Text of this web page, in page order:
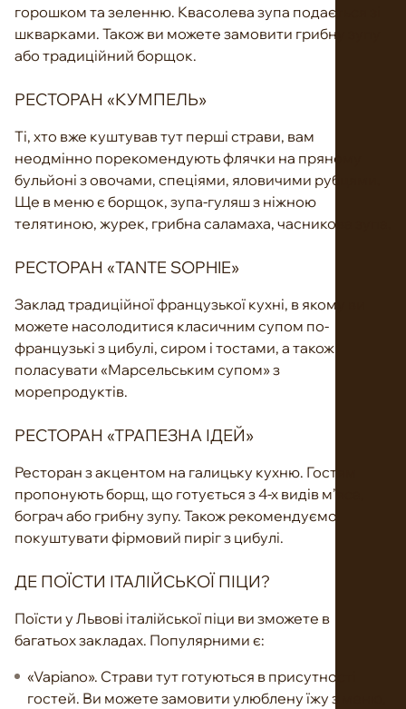
горошком та зеленню. Квасолева зупа подається зі
шкварками. Також ви можете замовити грибну зупу
або традиційний борщок.
РЕСТОРАН «КУМПЕЛЬ»
Ті, хто вже куштував тут перші страви, вам
неодмінно порекомендують флячки на пряному
бульйоні з овочами, спеціями, яловичими рубцями.
Ще в меню є борщок, зупа-гуляш з ніжною
телятиною, журек, грибна саламаха, часникова зупа.
РЕСТОРАН «TANTE SOPHIE»
Заклад традиційної французької кухні, в якому ви
можете насолодитися класичним супом по-
французькі з цибулі, сиром і тостами, а також
поласувати «Марсельським супом» з
морепродуктів.
РЕСТОРАН «ТРАПЕЗНА ІДЕЙ»
Ресторан з акцентом на галицьку кухню. Гостям
пропонують борщ, що готується з 4-х видів м’яса,
бограч або грибну зупу. Також рекомендуємо
покуштувати фірмовий пиріг з цибулі.
ДЕ ПОЇСТИ ІТАЛІЙСЬКОЇ ПІЦИ?
Поїсти у Львові італійської піци ви зможете в
багатьох закладах. Популярними є:
«Vapiano». Страви тут готуються в присутності
гостей. Ви можете замовити улюблену їжу з меню,